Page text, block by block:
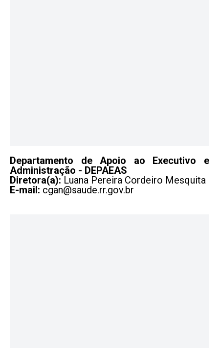
Departamento de Apoio ao Executivo e
Administração - DEPAEAS
Diretora(a): Luana Pereira Cordeiro Mesquita
E-mail: cgan@saude.rr.gov.br